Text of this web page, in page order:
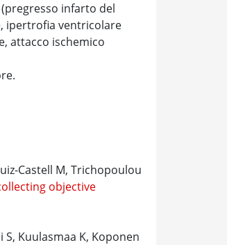
infarto del
ipertrofia ventricolare
attacco ischemico
Castell M, Trichopoulou
objective
S, Kuulasmaa K, Koponen